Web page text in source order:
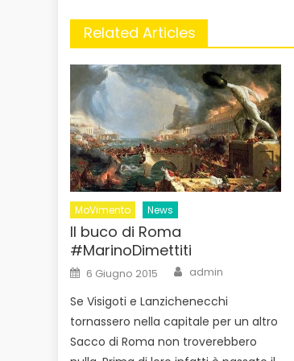
Related Articles
MoVimento News
Il buco di Roma
#MarinoDimettiti
Posted
on
6 Giugno 2015 Author
admin
Se Visigoti e Lanzichenecchi
tornassero nella capitale per un altro
Sacco di Roma non troverebbero